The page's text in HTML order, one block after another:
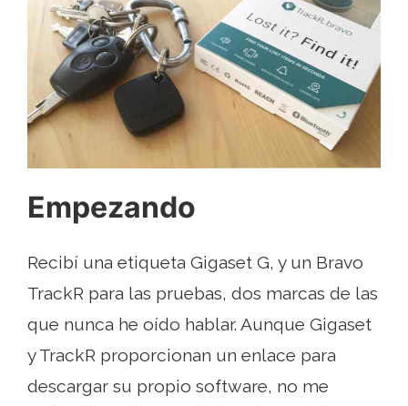
Empezando
Recibí una etiqueta Gigaset G, y un Bravo
TrackR para las pruebas, dos marcas de las
que nunca he oído hablar. Aunque Gigaset
y TrackR proporcionan un enlace para
descargar su propio software, no me